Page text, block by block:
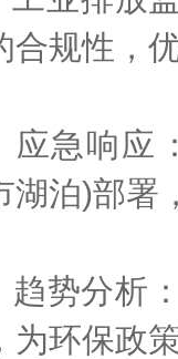
合规性，
响应‌：
湖泊)部署
分析‌：
为环保政